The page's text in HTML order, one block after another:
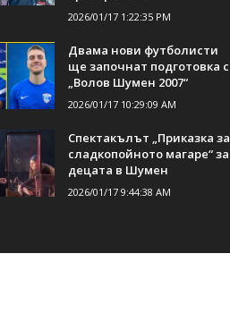
2026/01/17 1:22:35 PM
Двама нови футболисти
ще започнат подготовка с
„Волов Шумен 2007“
2026/01/17 10:29:09 AM
Спектакълът „Приказка за
сладкопойното магаре“ за
децата в Шумен
2026/01/17 9:44:38 AM